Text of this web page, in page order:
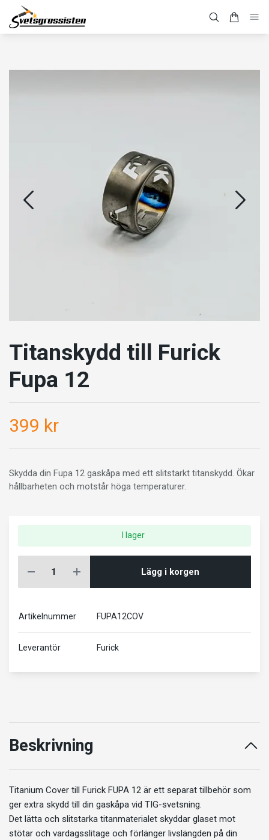
Titanskydd till Furick
Fupa 12
399 kr
Skydda din Fupa 12 gaskåpa med ett slitstarkt titanskydd. Ökar
hållbarheten och motstår höga temperaturer.
I lager
Lägg i korgen
Artikelnummer FUPA12COV
Leverantör Furick
Beskrivning
Titanium Cover till Furick FUPA 12 är ett separat tillbehör som
ger extra skydd till din gaskåpa vid TIG-svetsning.
Det lätta och slitstarka titanmaterialet skyddar glaset mot
stötar och vardagsslitage och förlänger livslängden på din